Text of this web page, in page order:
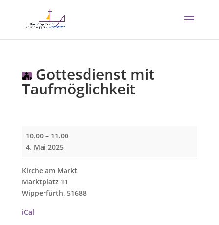
Gottesdienst mit
Taufmöglichkeit
Gottesdienst
mit
10:00 – 11:00
4. Mai 2025
Kirche am Markt
Marktplatz 11
Wipperfürth, 51688
iCal